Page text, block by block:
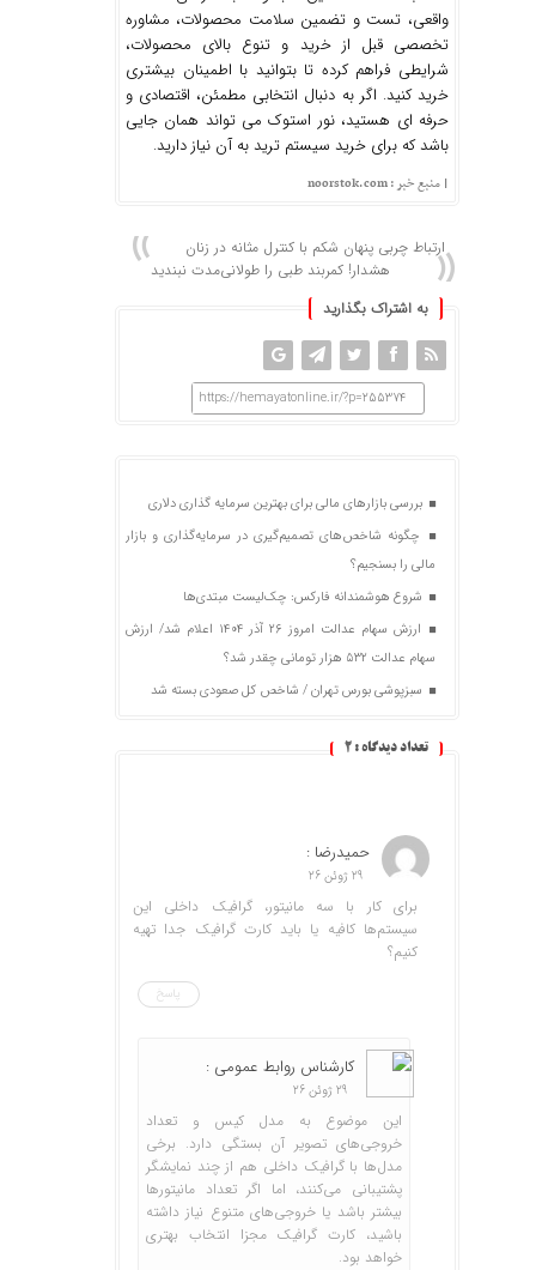
واقعی، تست و تضمین سلامت محصولات، مشاوره
تخصصی قبل از خرید و تنوع بالای محصولات،
شرایطی فراهم کرده تا بتوانید با اطمینان بیشتری
خرید کنید. اگر به‌ دنبال انتخابی مطمئن، اقتصادی و
حرفه ‌ای هستید، نور استوک می ‌تواند همان جایی
باشد که برای خرید سیستم ترید به آن نیاز دارید.
| منبع خبر : noorstok.com
ارتباط چربی پنهان شکم با کنترل مثانه در زنان
هشدار! کمربند طبی را طولانی‌مدت نبندید
به اشتراک بگذارید
https://hemayatonline.ir/?p=255374
بررسی بازارهای مالی برای بهترین سرمایه گذاری دلاری
چگونه شاخص‌های تصمیم‌گیری در سرمایه‌گذاری و بازار
مالی را بسنجیم؟
شروع هوشمندانه فارکس: چک‌لیست مبتدی‌ها
ارزش سهام عدالت امروز ۲۶ آذر ۱۴۰۴ اعلام شد/ ارزش
سهام عدالت ۵۳۲ هزار تومانی چقدر شد؟
سبزپوشی بورس تهران / شاخص کل صعودی بسته شد
تعداد دیدگاه : 2
حمیدرضا :
29 ژوئن 26
برای کار با سه مانیتور، گرافیک داخلی این
سیستم‌ها کافیه یا باید کارت گرافیک جدا تهیه
کنیم؟
پاسخ
کارشناس روابط عمومی :
29 ژوئن 26
این موضوع به مدل کیس و تعداد
خروجی‌های تصویر آن بستگی دارد. برخی
مدل‌ها با گرافیک داخلی هم از چند نمایشگر
پشتیبانی می‌کنند، اما اگر تعداد مانیتورها
بیشتر باشد یا خروجی‌های متنوع نیاز داشته
باشید، کارت گرافیک مجزا انتخاب بهتری
خواهد بود.